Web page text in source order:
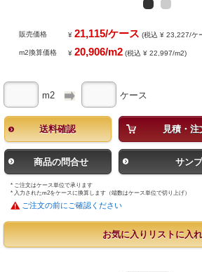
販売価格 ¥21,115/ケース (税込 ¥ 23,227/ケ
m2換算価格 ¥20,906/m2 (税込 ¥ 22,997/m2)
m2 ケース
送料確認 見積・
商品の問合せ サン
* ご注文はケース単位で承ります
* 入力されたm2をケースに換算します（端数はケース単位で切り上げ）
ご注文の前にご確認ください
お気に入りリストに入